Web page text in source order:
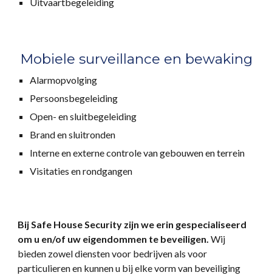
Mobiele surveillance en bewaking
Alarmopvolging
Persoonsbegeleiding
Open- en sluitbegeleiding
Brand en sluitronden
Interne en externe controle van gebouwen en terrein
Visitaties en rondgangen
Bij Safe House Security zijn we erin gespecialiseerd
om u en/of uw eigendommen te beveiligen. Wij
bieden zowel diensten voor bedrijven als voor
particulieren en kunnen u bij elke vorm van beveiliging